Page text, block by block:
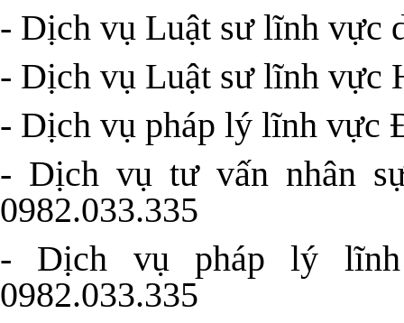
- Dịch vụ Luật sư lĩnh vực
- Dịch vụ Luật sư lĩnh vực
- Dịch vụ pháp lý lĩnh vực
- Dịch vụ tư vấn nhân
0982.033.335
- Dịch vụ pháp lý
0982.033.335